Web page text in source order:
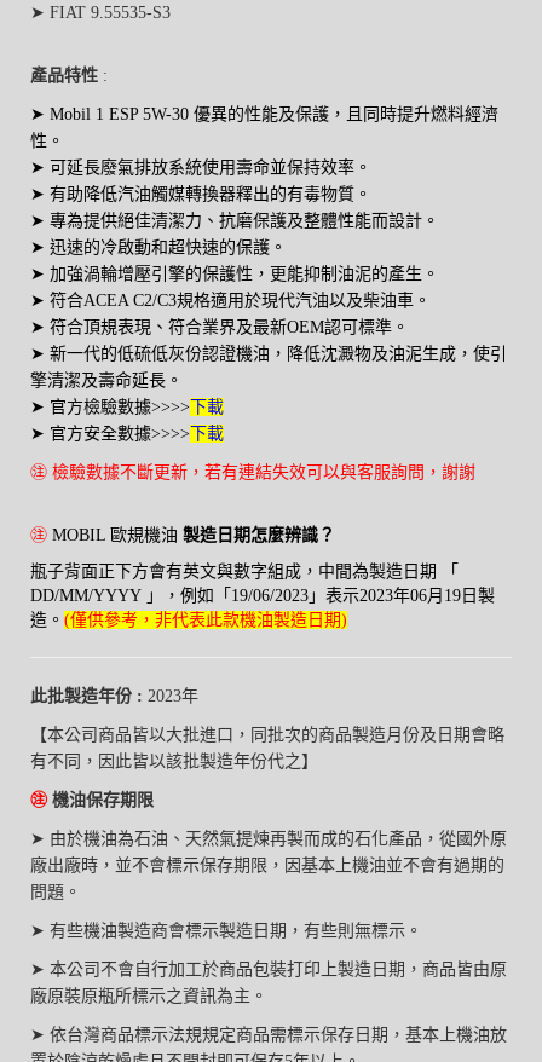
➤ FIAT 9.55535-S3
產品特性 :
➤ Mobil 1 ESP 5W-30 優異的性能及保護，且同時提升燃料經濟
性。
➤ 可延長廢氣排放系統使用壽命並保持效率。
➤ 有助降低汽油觸媒轉換器釋出的有毒物質。
➤ 專為提供絕佳清潔力、抗磨保護及整體性能而設計。
➤ 迅速的冷啟動和超快速的保護。
➤ 加強渦輪增壓引擎的保護性，更能抑制油泥的產生。
➤ 符合ACEA C2/C3規格適用於現代汽油以及柴油車。
➤ 符合頂規表現、符合業界及最新OEM認可標準。
➤ 新一代的低硫低灰份認證機油，降低沈澱物及油泥生成，使引
擎清潔及壽命延長。
➤ 官方檢驗數據>>>> 下載
➤ 官方安全數據>>>> 下載
㊟ 檢驗數據不斷更新，若有連結失效可以與客服詢問，謝謝
㊟ MOBIL 歐規機油 製造日期怎麼辨識？
瓶子背面正下方會有英文與數字組成，中間為製造日期 「
DD/MM/YYYY 」，例如「19/06/2023」表示2023年06月19日製
造。 (僅供參考，非代表此款機油製造日期)
此批製造年份 : 2023年
【本公司商品皆以大批進口，同批次的商品製造月份及日期會略
有不同，因此皆以該批製造年份代之】
㊟ 機油保存期限
➤ 由於機油為石油、天然氣提煉再製而成的石化產品，從國外原
廠出廠時，並不會標示保存期限，因基本上機油並不會有過期的
問題。
➤ 有些機油製造商會標示製造日期，有些則無標示。
➤ 本公司不會自行加工於商品包裝打印上製造日期，商品皆由原
廠原裝原瓶所標示之資訊為主。
➤ 依台灣商品標示法規規定商品需標示保存日期，基本上機油放